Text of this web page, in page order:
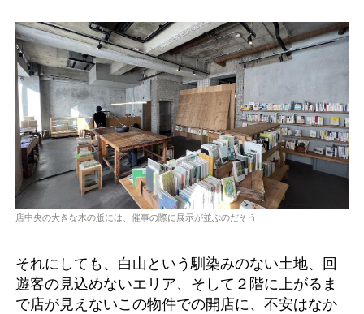
店中央の大きな木の版には、催事の際に展示が並ぶのだそう
それにしても、白山という馴染みのない土地、回
遊客の見込めないエリア、そして２階に上がるま
で店が見えないこの物件での開店に、不安はなか